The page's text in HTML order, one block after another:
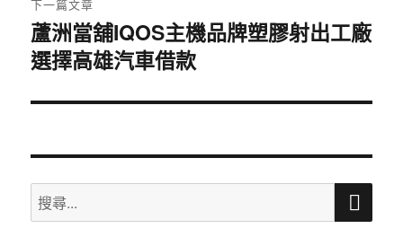
下一篇文章
下
一
文
蘆洲當舖IQOS主機品牌塑膠射出工廠
選擇高雄汽車借款
搜
尋
搜